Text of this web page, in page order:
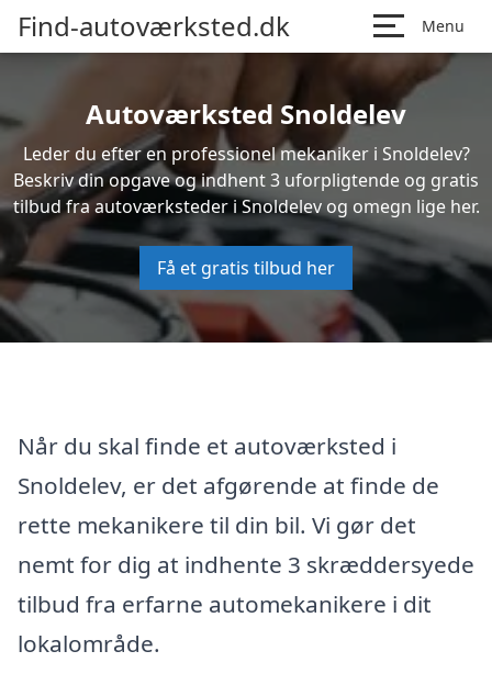
Find-autoværksted.dk Menu
Autoværksted Snoldelev
Leder du efter en professionel mekaniker i Snoldelev?
Beskriv din opgave og indhent 3 uforpligtende og gratis
tilbud fra autoværksteder i Snoldelev og omegn lige her.
Få et gratis tilbud her
Når du skal finde et autoværksted i
Snoldelev, er det afgørende at finde de
rette mekanikere til din bil. Vi gør det
nemt for dig at indhente 3 skræddersyede
tilbud fra erfarne automekanikere i dit
lokalområde.